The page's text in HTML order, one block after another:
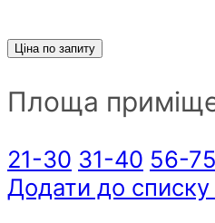
Ціна по запиту
Площа
21-30 31-40 56-75
Додати до